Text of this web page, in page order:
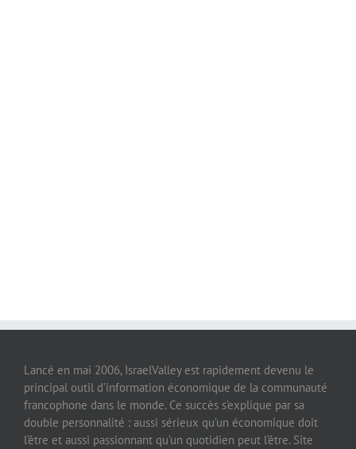
Lancé en mai 2006, IsraelValley est rapidement devenu le
principal outil d’information économique de la communauté
francophone dans le monde. Ce succès s’explique par sa
double personnalité : aussi sérieux qu’un économique doit
l’être et aussi passionnant qu’un quotidien peut l’être. Site